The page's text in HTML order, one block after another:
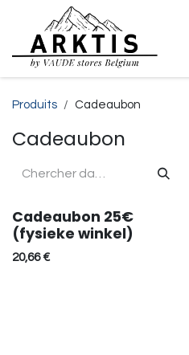
Se rendre au contenu
Produits Cadeaubon
Cadeaubon
Cadeaubon 25€
(fysieke winkel)
20,66€